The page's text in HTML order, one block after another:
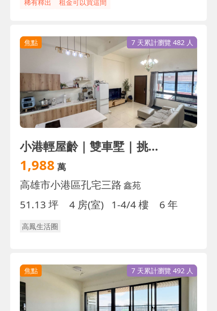
稀有釋出 租金可以買這間
焦點 7 天累計瀏覽 482 人
小港輕屋齡｜雙車墅 | 挑高採光大四房 | 誠售
1,988 萬
高雄市小港區孔宅三路 鑫苑
51.13 坪 4 房(室) 1-4/4 樓 6 年
高鳳生活圈
焦點 7 天累計瀏覽 492 人